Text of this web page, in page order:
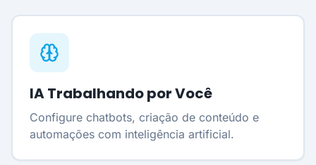
IA Trabalhando por Você
Configure chatbots, criação de conteúdo e
automações com inteligência artificial.